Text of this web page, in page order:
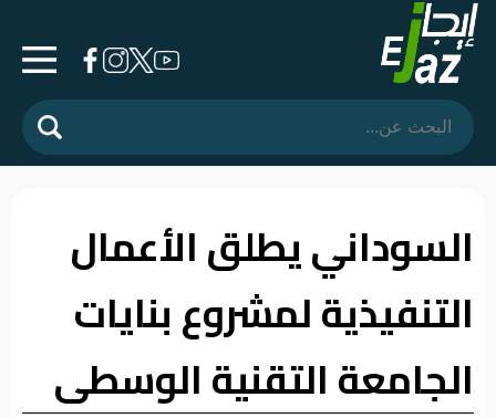
الرئيسية
المشهد
فرشة
الأسواق
وموقف
السوداني يطلق الأعمال
التنفيذية لمشروع بنايات
الجامعة التقنية الوسطى